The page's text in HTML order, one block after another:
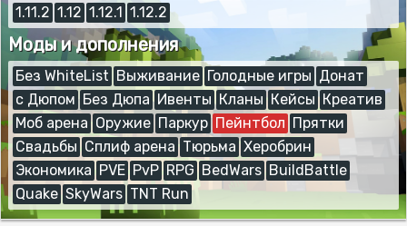
1.11.2 1.12 1.12.1 1.12.2
Моды и дополнения
Без WhiteList Выживание Голодные игры Донат
с Дюпом Без Дюпа Ивенты Кланы Кейсы Креатив
Моб арена Оружие Паркур Пейнтбол Прятки
Свадьбы Сплиф арена Тюрьма Херобрин
Экономика PVE PvP RPG BedWars BuildBattle
Quake SkyWars TNT Run